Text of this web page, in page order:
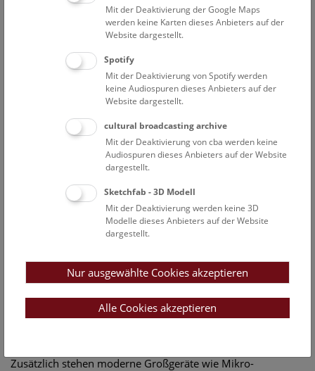
Bei einem Gesamtpersonalstand von ca. 330
Mitarbeiterinnen und Mitarbeitern betreiben etwa 60
Wissenschaftlerinnen und Wissenschaftler aktuelle
Grundlagenforschung in den verschiedensten Gebieten der
Forschungsabteilungen umfassen Anthropologie, Botanik,
Geologie und Paläontologie, Mineralogie und Petrographie,
Prähistorie und Zoologie, außerdem die Zentralen
Forschungslaboratorien, ein Wissenschaftliches Archiv und
Zusätzlich stehen moderne Großgeräte wie Mikro-
Mit der Deaktivierung der Google Maps
werden keine Karten dieses Anbieters auf der
Website dargestellt.
Spotify
Mit der Deaktivierung von Spotify werden
keine Audiospuren dieses Anbieters auf der
Website dargestellt.
cultural broadcasting archive
Mit der Deaktivierung von cba werden keine
Audiospuren dieses Anbieters auf der Website
dargestellt.
Sketchfab - 3D Modell
Mit der Deaktivierung werden keine 3D
Modelle dieses Anbieters auf der Website
dargestellt.
Nur ausgewählte Cookies akzeptieren
Alle Cookies akzeptieren